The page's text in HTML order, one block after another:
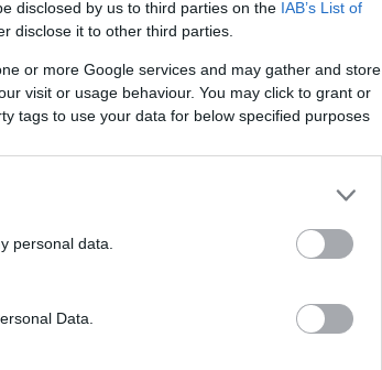
disclosed by us to third parties on the IAB’s List of
disclose it to other third parties.
or more Google services and may gather and store
visit or usage behaviour. You may click to grant or
tags to use your data for below specified purposes
personal data.
Data.
a Zalai Titánok csapata, szakmai